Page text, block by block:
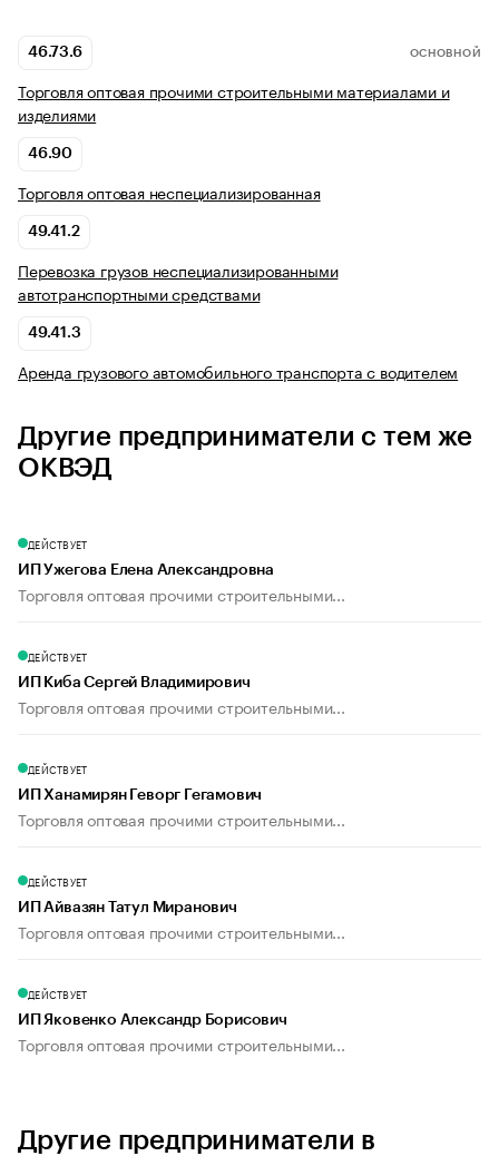
46.73.6 ОСНОВНОЙ
Торговля оптовая прочими строительными материалами и
изделиями
46.90
Торговля оптовая неспециализированная
49.41.2
Перевозка грузов неспециализированными
автотранспортными средствами
49.41.3
Аренда грузового автомобильного транспорта с водителем
Другие предприниматели с тем же
ОКВЭД
ДЕЙСТВУЕТ
ИП Ужегова Елена Александровна
Торговля оптовая прочими строительными...
ДЕЙСТВУЕТ
ИП Киба Сергей Владимирович
Торговля оптовая прочими строительными...
ДЕЙСТВУЕТ
ИП Ханамирян Геворг Гегамович
Торговля оптовая прочими строительными...
ДЕЙСТВУЕТ
ИП Айвазян Татул Миранович
Торговля оптовая прочими строительными...
ДЕЙСТВУЕТ
ИП Яковенко Александр Борисович
Торговля оптовая прочими строительными...
Другие предприниматели в